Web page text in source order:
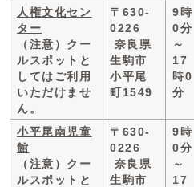
人権文化セン
ター
（注意）クー
ルスポットと
してはご利用
いただけませ
ん。
〒630-
0226
奈良県
生駒市
小平尾
町1549
9時
0分
～
17
時0
分
小平尾南児童
館
（注意）クー
ルスポットと
〒630-
0226
奈良県
生駒市
9時
0分
～
17